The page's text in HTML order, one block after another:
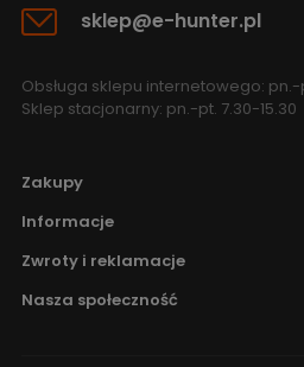
sklep@e-hunter.pl
Obsługa sklepu internetowego: pn.-
Sklep stacjonarny: pn.-pt. 7.30-15.30
Zakupy
Informacje
Zwroty i reklamacje
Nasza społeczność